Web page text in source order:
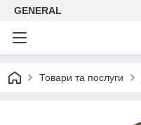
GENERAL
Товари та послуги